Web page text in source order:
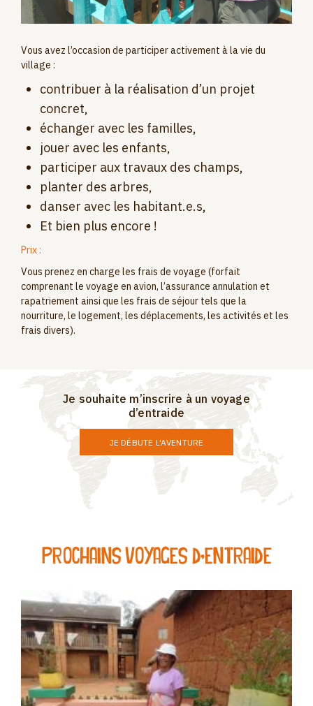
Vous avez l’occasion de participer activement à la vie du
village :
contribuer à la réalisation d’un projet
concret,
échanger avec les familles,
jouer avec les enfants,
participer aux travaux des champs,
planter des arbres,
danser avec les habitant.e.s,
Et bien plus encore !
Prix :
Vous prenez en charge les frais de voyage (forfait
comprenant le voyage en avion, l’assurance annulation et
rapatriement ainsi que les frais de séjour tels que la
nourriture, le logement, les déplacements, les activités et les
frais divers).
Je souhaite m’inscrire à un voyage
d’entraide
JE DÉBUTE L'AVENTURE
Prochains voyages d’entraide